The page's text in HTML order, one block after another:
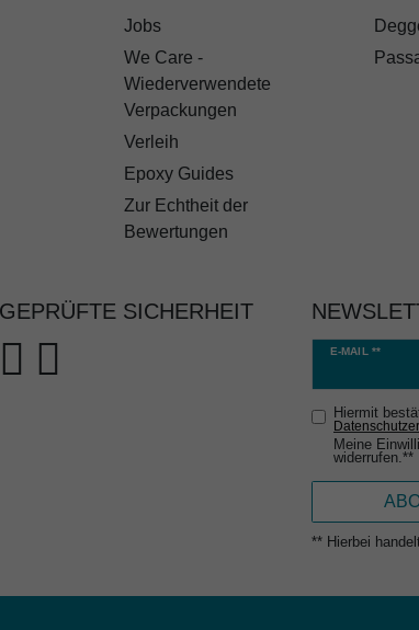
Jobs
We Care -
Wiederverwendete
Verpackungen
Verleih
Epoxy Guides
Zur Echtheit der
Bewertungen
GEPRÜFTE SICHERHEIT
E-MAIL **
Newsletter
Hiermit
Meine
widerrufen.**
** Hierbei